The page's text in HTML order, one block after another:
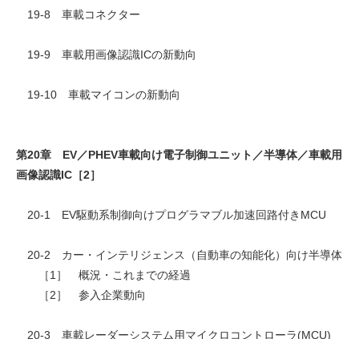
19-8 車載コネクター
19-9 車載用画像認識ICの新動向
19-10 車載マイコンの新動向
第20章 EV／PHEV車載向け電子制御ユニット／半導体／車載用
画像認識IC［2］
20-1 EV駆動系制御向けプログラマブル加速回路付きMCU
20-2 カー・インテリジェンス（自動車の知能化）向け半導体
［1］ 概況・これまでの経過
［2］ 参入企業動向
20-3 車載レーダーシステム用マイクロコントローラ(MCU)